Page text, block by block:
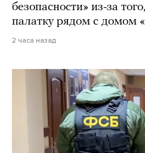
безопасности» из-за
палатку рядом с домом
2 часа назад